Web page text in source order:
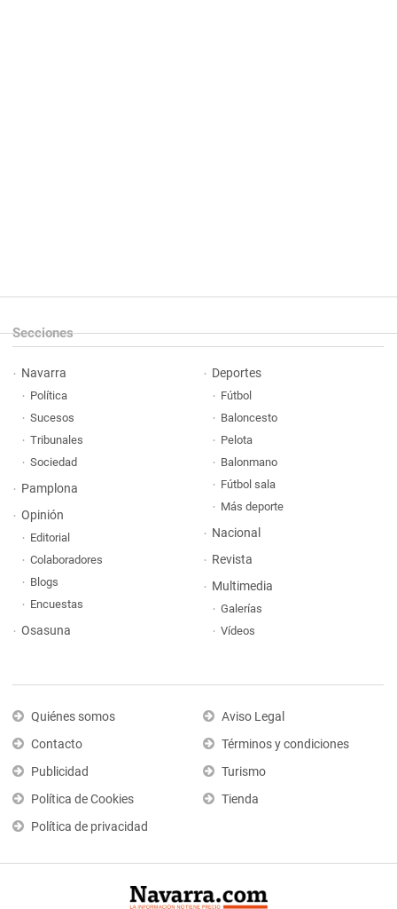
Secciones
Navarra
Política
Sucesos
Tribunales
Sociedad
Pamplona
Opinión
Editorial
Colaboradores
Blogs
Encuestas
Osasuna
Deportes
Fútbol
Baloncesto
Pelota
Balonmano
Fútbol sala
Más deporte
Nacional
Revista
Multimedia
Galerías
Vídeos
Quiénes somos
Contacto
Publicidad
Política de Cookies
Política de privacidad
Aviso Legal
Términos y condiciones
Turismo
Tienda